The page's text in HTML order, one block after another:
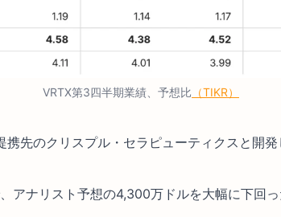
VRTX第3四半期業績、予想比 （TIKR）
先のクリスプル・セラピューティクスと開
アナリスト予想の4,300万ドルを大幅に下回っ